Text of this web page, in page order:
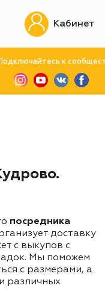
к
Кабинет
посредника
доставку
с выкупов с
Мы поможем
с размерами, а
различных